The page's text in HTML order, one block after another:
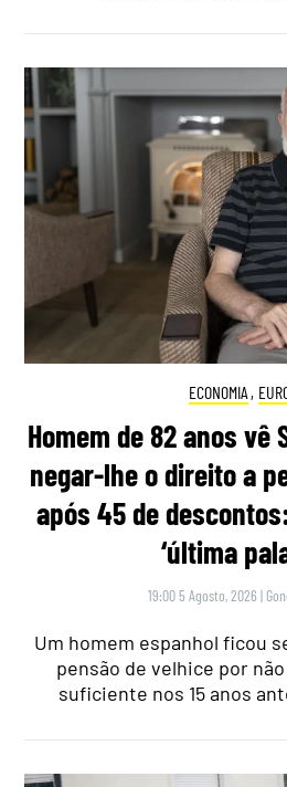
ECONOMIA ,
Homem de 82 anos vê
negar-lhe o direito a
após 45 de
‘última
19:00 5 Agosto, 2026 |
Um homem espanhol ficou
pensão de velhice por
suficiente nos 15 anos